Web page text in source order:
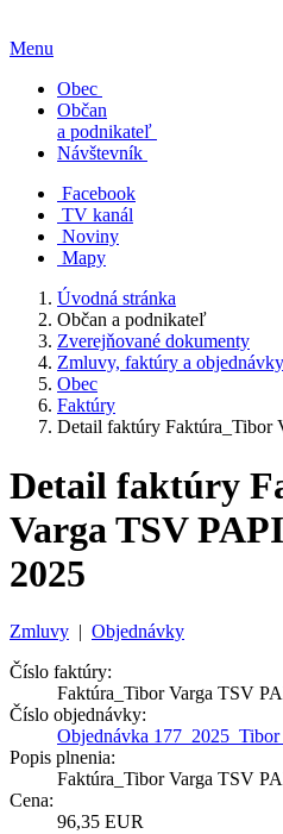
Menu
Obec
Občan
a podnikateľ
Návštevník
Facebook
TV kanál
Noviny
Mapy
Úvodná stránka
Občan a podnikateľ
Zverejňované dokumenty
Zmluvy, faktúry a objednávky
Obec
Faktúry
Detail faktúry Faktúra_Tibor
Detail faktúry
Varga TSV
2025
Zmluvy | Objednávky
Číslo faktúry:
Faktúra_Tibor Varga TSV
Číslo objednávky:
Objednávka
Popis plnenia:
Faktúra_Tibor Varga TSV
Cena:
96,35 EUR